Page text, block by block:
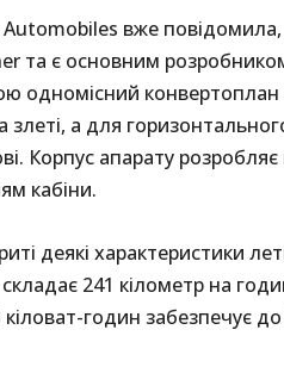
вже
та є основним
одномісний
а для
Корпус апарату
кабіни.
деякі характеристики
241 кілометр на
годин забезпечує